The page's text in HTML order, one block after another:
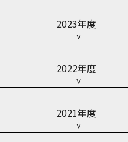
2023年度
2022年度
2021年度